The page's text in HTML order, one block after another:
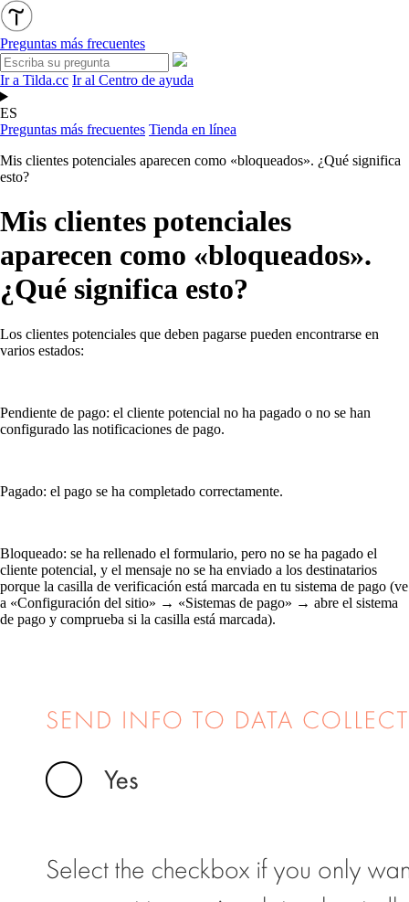
Preguntas más frecuentes
Ir a Tilda.cc Ir al Centro de ayuda
ES
Preguntas más frecuentes Tienda en línea
Mis clientes potenciales aparecen como «bloqueados». ¿Qué significa
esto?
Mis clientes potenciales
aparecen como «bloqueados».
¿Qué significa esto?
Los clientes potenciales que deben pagarse pueden encontrarse en
varios estados:
Pendiente de pago: el cliente potencial no ha pagado o no se han
configurado las notificaciones de pago.
Pagado: el pago se ha completado correctamente.
Bloqueado: se ha rellenado el formulario, pero no se ha pagado el
cliente potencial, y el mensaje no se ha enviado a los destinatarios
porque la casilla de verificación está marcada en tu sistema de pago (ve
a «Configuración del sitio» → «Sistemas de pago» → abre el sistema
de pago y comprueba si la casilla está marcada).